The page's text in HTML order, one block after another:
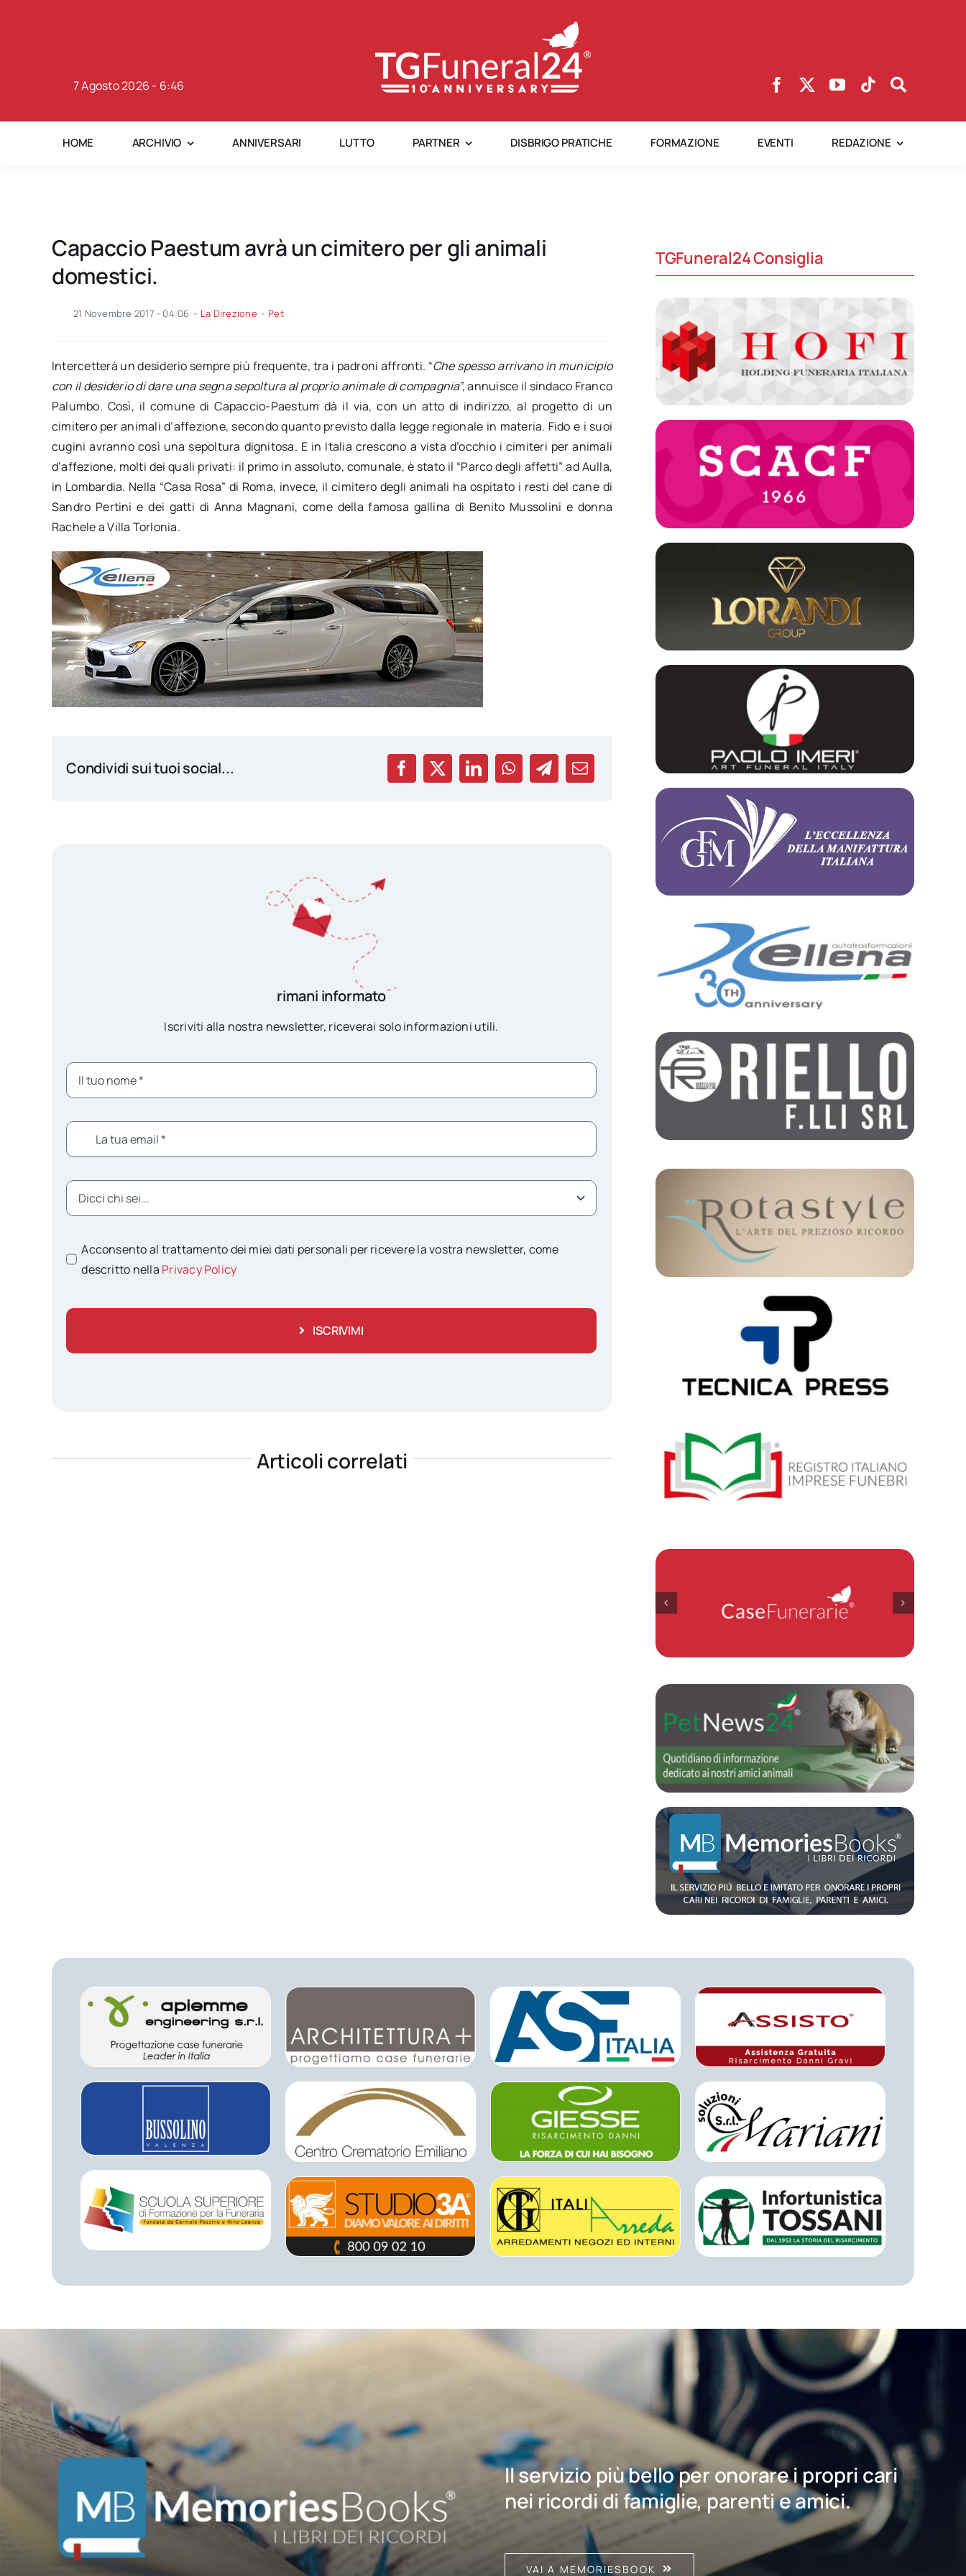
7 Agosto 2026 - 6:46
HOME ARCHIVIO ANNIVERSARI LUTTO PARTNER DISBRIGO PRATICHE FORMAZIONE EVENTI REDAZIONE
Capaccio Paestum avrà un cimitero per gli animali
domestici.
21 Novembre 2017 - 04:06 - La Direzione - Pet
Intercetterà un desiderio sempre più frequente, tra i padroni affronti. “Che spesso arrivano in municipio
con il desiderio di dare una segna sepoltura al proprio animale di compagnia”, annuisce il sindaco Franco
Palumbo. Così, il comune di Capaccio-Paestum dà il via, con un atto di indirizzo, al progetto di un
cimitero per animali d’affezione, secondo quanto previsto dalla legge regionale in materia. Fido e i suoi
cugini avranno così una sepoltura dignitosa. E in Italia crescono a vista d’occhio i cimiteri per animali
d’affezione, molti dei quali privati: il primo in assoluto, comunale, è stato il “Parco degli affetti” ad Aulla,
in Lombardia. Nella “Casa Rosa” di Roma, invece, il cimitero degli animali ha ospitato i resti del cane di
Sandro Pertini e dei gatti di Anna Magnani, come della famosa gallina di Benito Mussolini e donna
Rachele a Villa Torlonia.
Condividi sui tuoi social...
rimani informato
Iscriviti alla nostra newsletter, riceverai solo informazioni utili.
Acconsento al trattamento dei miei dati personali per ricevere la vostra newsletter, come
descritto nella Privacy Policy
ISCRIVIMI
Articoli correlati
TGFuneral24 Consiglia
Il servizio più bello per onorare i propri cari
nei ricordi di famiglie, parenti e amici.
VAI A MEMORIESBOOK